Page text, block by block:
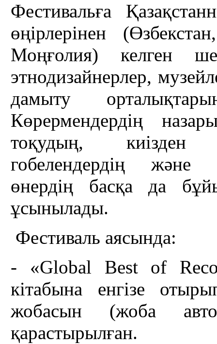
Фестивальға
өңірлерінен
Моңғолия) келген
этнодизайнерлер,
дамыту
Көрермендердің
тоқудың, киізден
гобелендердің және
өнердің басқа да
ұсынылады.
Фестиваль аясында:
- «Global Best of
кітабына енгізе
жобасын (жоба
қарастырылған.